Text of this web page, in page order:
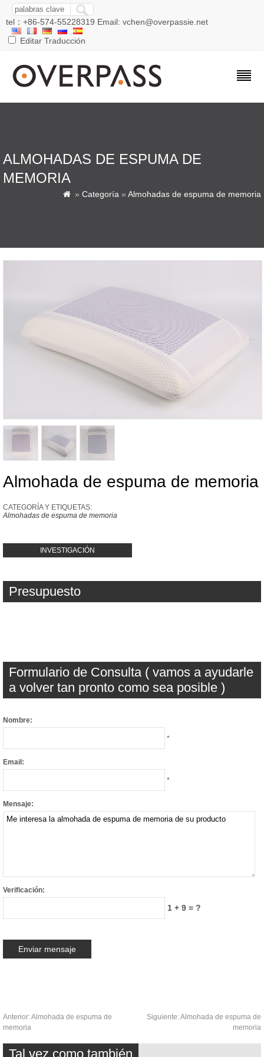
tel：+86-574-55228319 Email: vchen@overpassie.net
Editar Traducción
ALMOHADAS DE ESPUMA DE
MEMORIA
 » Categoría » Almohadas de espuma de memoria
Almohada de espuma de memoria
CATEGORÍA Y ETIQUETAS:
Almohadas de espuma de memoria
INVESTIGACIÓN
Presupuesto
Formulario de Consulta ( vamos a ayudarle
a volver tan pronto como sea posible )
Nombre:
*
Email:
*
Mensaje:
Verificación:
1 + 9 = ?
Anterior:Almohada de espuma de
memoria
Siguiente:Almohada de espuma de
memoria
Tal vez como también